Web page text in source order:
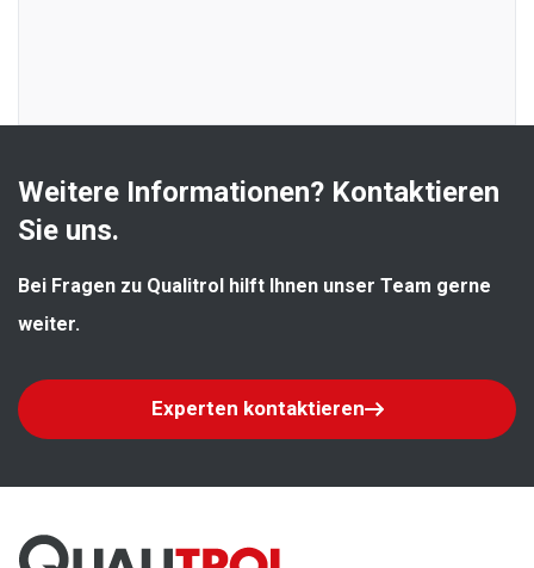
Weitere Informationen? Kontaktieren
Sie uns.
Bei Fragen zu Qualitrol hilft Ihnen unser Team gerne
weiter.
Experten kontaktieren